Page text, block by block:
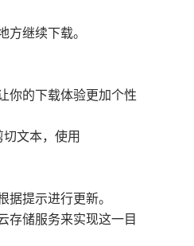
方继续下载。
你的下载体验更加个性
文本，使用
提示进行更新。
存储服务来实现这一目